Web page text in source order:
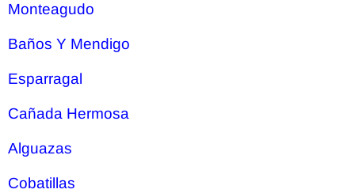
Monteagudo
Baños Y Mendigo
Esparragal
Cañada Hermosa
Alguazas
Cobatillas